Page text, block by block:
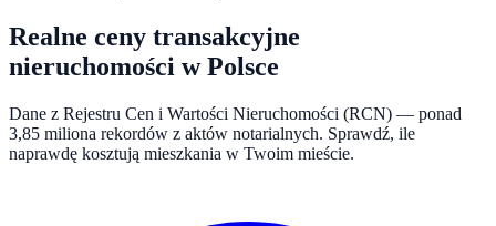
Realne ceny transakcyjne
nieruchomości w Polsce
Dane z Rejestru Cen i Wartości Nieruchomości (RCN) — ponad
3,85 miliona rekordów z aktów notarialnych. Sprawdź, ile
naprawdę kosztują mieszkania w Twoim mieście.